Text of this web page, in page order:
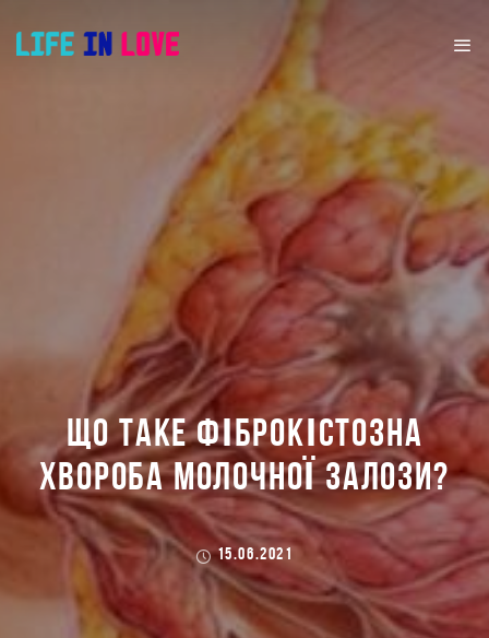
ЩО ТАКЕ ФІБРОКІСТОЗНА
ХВОРОБА МОЛОЧНОЇ ЗАЛОЗИ?
15.06.2021